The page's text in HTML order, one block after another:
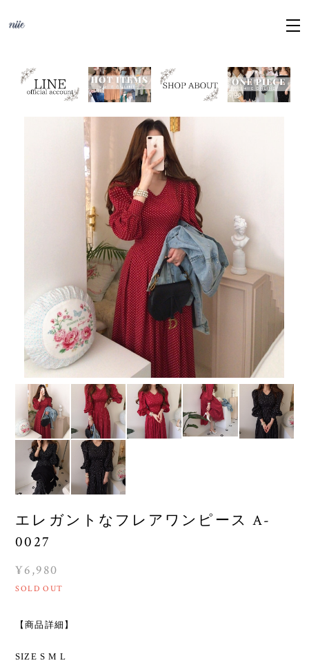
エレガントなフレアワンピース A-
0027
¥6,980
SOLD OUT
【商品詳細】
SIZE S M L